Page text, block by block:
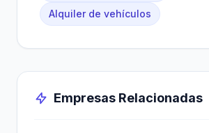
Alquiler de vehículos
Empresas Relacionadas